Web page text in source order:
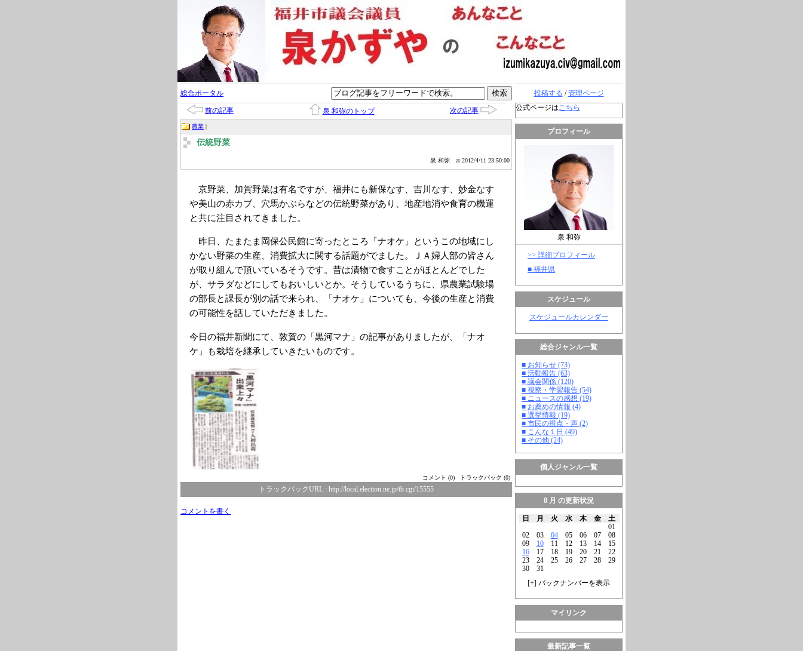
投稿する /管理ページ
公式ページはこちら
プロフィール
泉 和弥
>> 詳細プロフィール
■ 福井県
スケジュール
スケジュールカレンダー
総合ジャンル一覧
■ お知らせ (73)
■ 活動報告 (63)
■ 議会関係 (120)
■ 視察・学習報告 (54)
■ ニュースの感想 (19)
■ お薦めの情報 (4)
■ 選挙情報 (19)
■ 市民の視点・声 (2)
■ こんな１日 (49)
■ その他 (24)
個人ジャンル一覧
8 月 の更新状況
日 月 火 水 木 金
土
01
02
03 04 05 06 07
08
09
10 11 12 13 14
15
16
17 18 19 20 21
22
23
24 25 26 27 28
29
30
31
[+] バックナンバーを表示
マイリンク
最新記事一覧
総合ポータル
前の記事 泉 和弥のトップ 次の記事
農業 |
伝統野菜
泉 和弥 at 2012/4/11 23:50:00
京野菜、加賀野菜は有名ですが、福井にも新保なす、吉川なす、妙金なす
や美山の赤カブ、穴馬かぶらなどの伝統野菜があり、地産地消や食育の機運
と共に注目されてきました。
昨日、たまたま岡保公民館に寄ったところ「ナオケ」というこの地域にし
かない野菜の生産、消費拡大に関する話題がでました。ＪＡ婦人部の皆さん
が取り組んで頂いているそうです。昔は漬物で食すことがほとんどでした
が、サラダなどにしてもおいしいとか。そうしているうちに、県農業試験場
の部長と課長が別の話で来られ、「ナオケ」についても、今後の生産と消費
の可能性を話していただきました。
今日の福井新聞にて、敦賀の「黒河マナ」の記事がありましたが、「ナオ
ケ」も栽培を継承していきたいものです。
コメント (0) トラックバック (0)
トラックバックURL : http://local.election.ne.jp/tb.cgi/15555
コメントを書く